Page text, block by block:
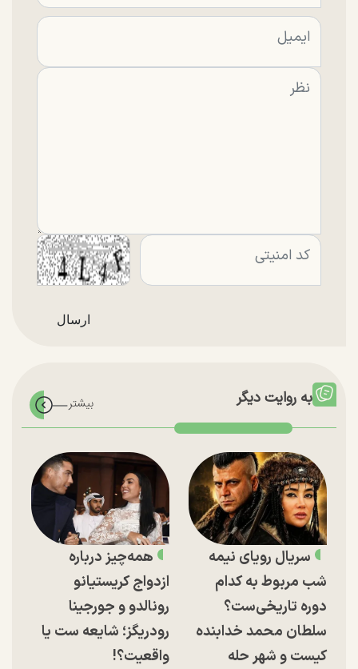
به روایت دیگر
سریال رویای نیمه
شب مربوط به کدام
دوره تاریخی‌ست؟
سلطان محمد خدابنده
کیست و شهر حله
همه‌چیز درباره
ازدواج کریستیانو
رونالدو و جورجینا
رودریگز؛ شایعه ست یا
واقعیت؟!